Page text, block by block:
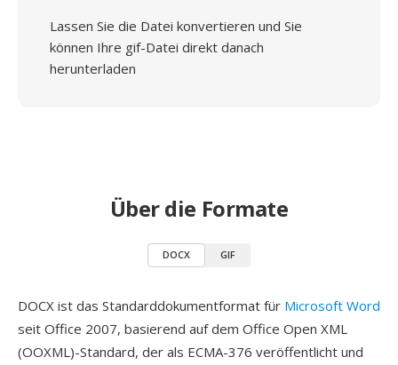
Lassen Sie die Datei konvertieren und Sie
können Ihre gif-Datei direkt danach
herunterladen
Über die Formate
DOCX GIF
DOCX ist das Standarddokumentformat für Microsoft Word
seit Office 2007, basierend auf dem Office Open XML
(OOXML)-Standard, der als ECMA-376 veröffentlicht und